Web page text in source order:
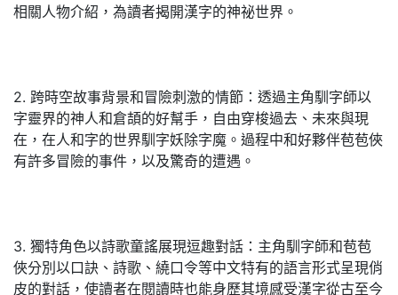
相關人物介紹，為讀者揭開漢字的神祕世界。
2. 跨時空故事背景和冒險刺激的情節：透過主角馴字師以
字靈界的神人和倉頡的好幫手，自由穿梭過去、未來與現
在，在人和字的世界馴字妖除字魔。過程中和好夥伴苞苞俠
有許多冒險的事件，以及驚奇的遭遇。
3. 獨特角色以詩歌童謠展現逗趣對話：主角馴字師和苞苞
俠分別以口訣、詩歌、繞口令等中文特有的語言形式呈現俏
皮的對話，使讀者在閱讀時也能身歷其境感受漢字從古至今